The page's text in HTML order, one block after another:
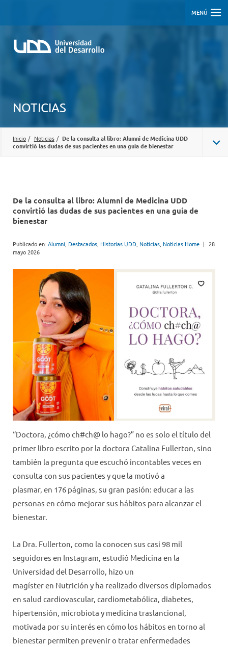
MENÚ
NOTICIAS
Inicio / Noticias / De la consulta al libro: Alumni de Medicina UDD
convirtió las dudas de sus pacientes en una guía de bienestar
De la consulta al libro: Alumni de Medicina UDD
convirtió las dudas de sus pacientes en una guía de
bienestar
Publicado en: Alumni Destacados Historias UDD Noticias Noticias Home | 28
mayo 2026
“Doctora, ¿cómo ch#ch@ lo hago?” no es solo el título del
primer libro escrito por la doctora Catalina Fullerton, sino
también la pregunta que escuchó incontables veces en
consulta con sus pacientes y que la motivó a
plasmar, en 176 páginas, su gran pasión: educar a las
personas en cómo mejorar sus hábitos para alcanzar el
bienestar.
La Dra. Fullerton, como la conocen sus casi 98 mil
seguidores en Instagram, estudió Medicina en la
Universidad del Desarrollo, hizo un
magíster en Nutrición y ha realizado diversos diplomados
en salud cardiovascular, cardiometabólica, diabetes,
hipertensión, microbiota y medicina traslancional,
motivada por su interés en cómo los hábitos en torno al
bienestar permiten prevenir o tratar enfermedades